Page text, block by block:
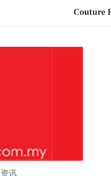
Couture
Couture
– 1,000 Untold
讯